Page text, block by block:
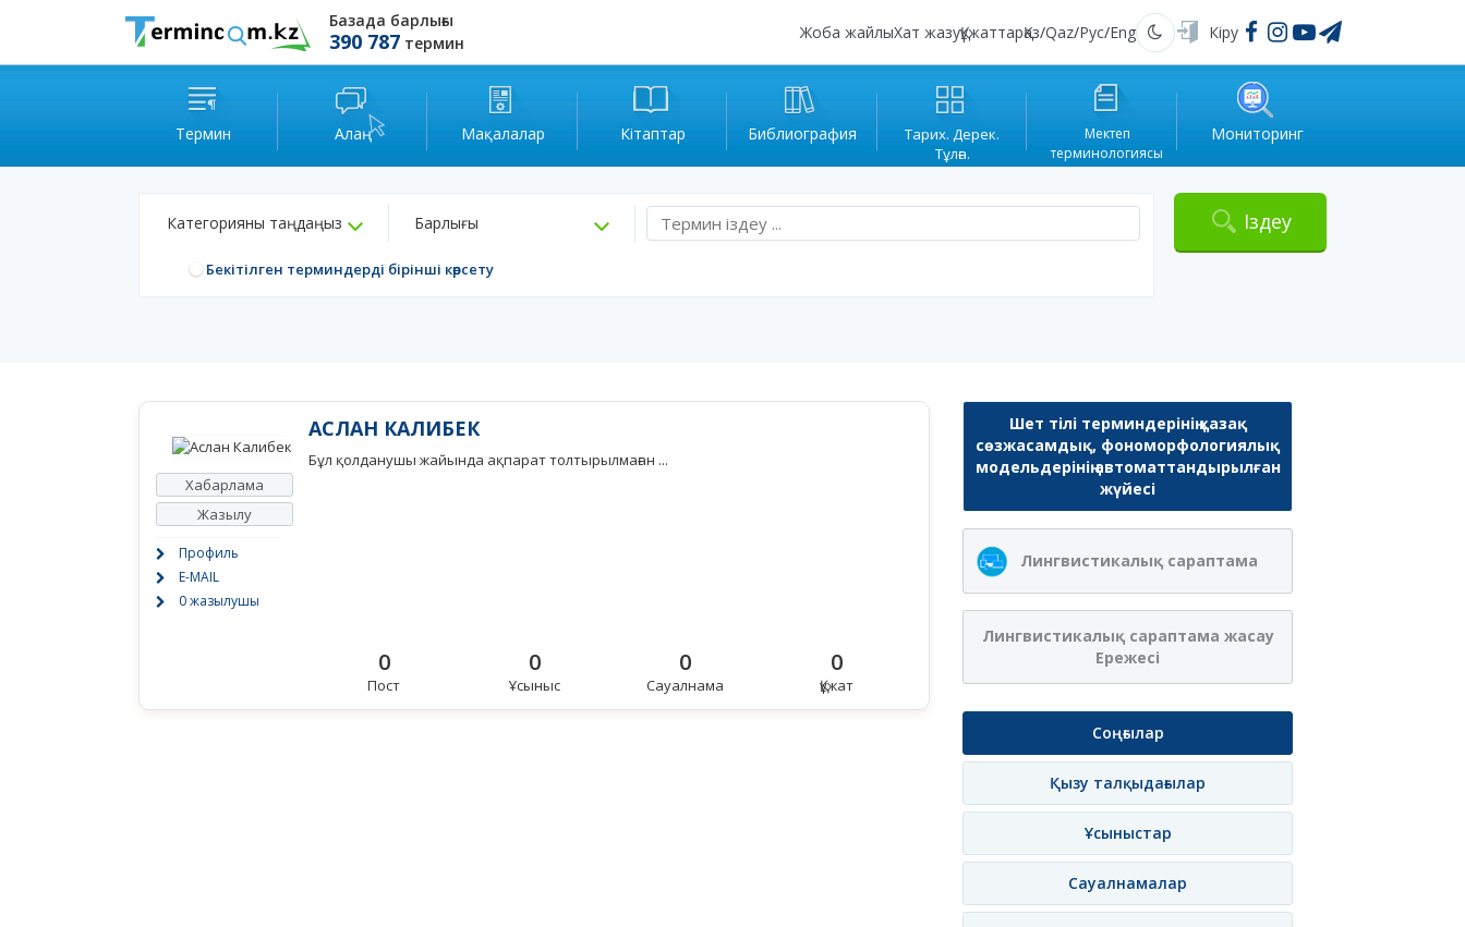
Базада барлығы
390 787 термин
Жоба жайлыХат жазуҚұжаттарҚаз/Qaz/Рус/Eng Қараңғы Кіру
Термин Алаң Мақалалар Кітаптар Библиография
Тарих. Дерек.
Тұлға.
Мектеп
терминологиясы
Мониторинг
Категорияны таңдаңыз Барлығы
Бекітілген терминдерді бірінші көрсету
Іздеу
Хабарлама
Жазылу
Профиль
E-MAIL
0 жазылушы
АСЛАН КАЛИБЕК
Бұл қолданушы жайында ақпарат толтырылмаған ...
0
Пост
0
Ұсыныс
0
Сауалнама
0
Құжат
Шет тілі терминдерінің қазақ
сөзжасамдық, фономорфологиялық
модельдерінің автоматтандырылған
жүйесі
Лингвистикалық сараптама
Лингвистикалық сараптама жасау
Ережесі
Соңғылар
Қызу талқыдағылар
Ұсыныстар
Сауалнамалар